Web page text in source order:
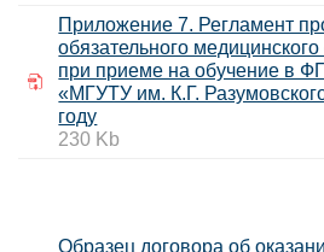
Приложение 7. Регламент
обязательного
при приеме на обучение в
«МГУТУ им. К.Г.
году
230 Kb
Образец договора об